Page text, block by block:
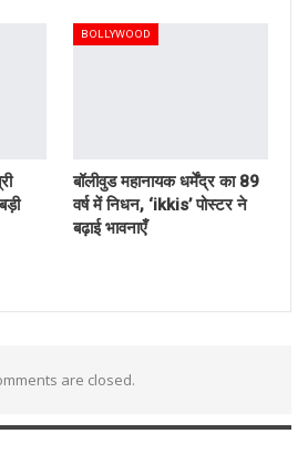
BOLLYWOOD
बॉलीवुड महानायक धर्मेंद्र का 89
वर्ष में निधन, ‘ikkis’ पोस्टर ने
बढ़ाई भावनाएँ
are closed.